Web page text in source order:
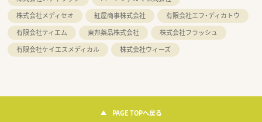
株式会社メディセオ
紅屋商事株式会社
有限会社エフ・ディカトウ
有限会社ティエム
東邦薬品株式会社
株式会社フラッシュ
有限会社ケイエスメディカル
株式会社ウィーズ
PAGE TOPへ戻る